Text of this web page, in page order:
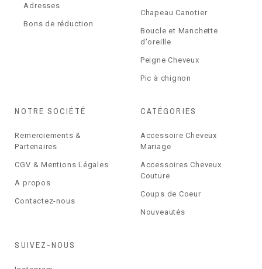
Adresses
Bons de réduction
Chapeau Canotier
Boucle et Manchette
d'oreille
Peigne Cheveux
Pic à chignon
NOTRE SOCIÉTÉ
Remerciements &
Partenaires
CGV & Mentions Légales
A propos
Contactez-nous
CATÉGORIES
Accessoire Cheveux
Mariage
Accessoires Cheveux
Couture
Coups de Coeur
Nouveautés
SUIVEZ-NOUS